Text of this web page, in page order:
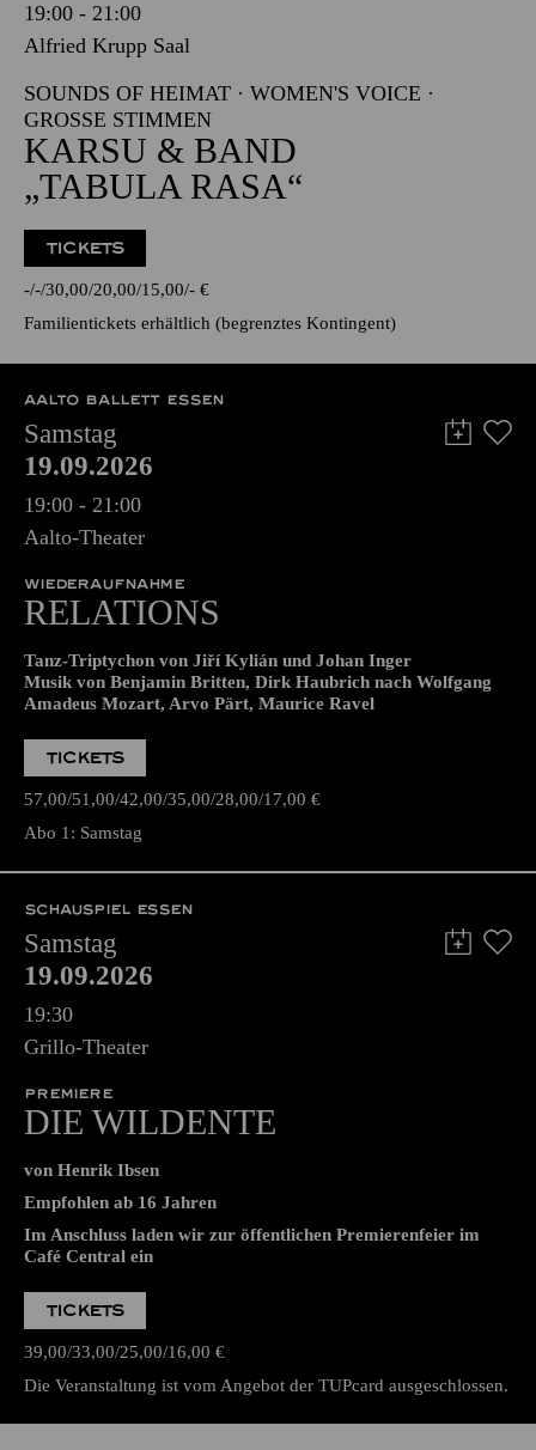
19:00 - 21:00
Alfried Krupp Saal
SOUNDS OF HEIMAT · WOMEN'S VOICE ·
GROSSE STIMMEN
KARSU & BAND
„TABULA RASA“
TICKETS
- - 30,00 20,00 15,00 - €
Familientickets erhältlich (begrenztes Kontingent)
AALTO BALLETT ESSEN
Samstag
19.09.2026
19:00 - 21:00
Aalto-Theater
WIEDERAUFNAHME
RELATIONS
Tanz-Triptychon von Jiří Kylián und Johan Inger
Musik von Benjamin Britten, Dirk Haubrich nach Wolfgang
Amadeus Mozart, Arvo Pärt, Maurice Ravel
TICKETS
57,00 51,00 42,00 35,00 28,00 17,00 €
Abo 1: Samstag
SCHAUSPIEL ESSEN
Samstag
19.09.2026
19:30
Grillo-Theater
PREMIERE
DIE WILDENTE
von Henrik Ibsen
Empfohlen ab 16 Jahren
Im Anschluss laden wir zur öffentlichen Premierenfeier im
Café Central ein
TICKETS
39,00 33,00 25,00 16,00 €
Die Veranstaltung ist vom Angebot der TUPcard ausgeschlossen.